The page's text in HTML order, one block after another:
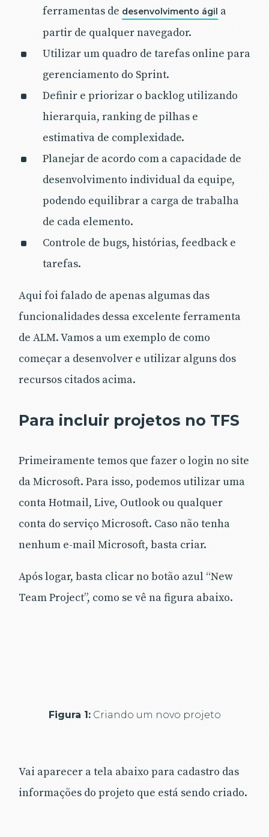
ferramentas de desenvolvimento ágil a
partir de qualquer navegador.
Utilizar um quadro de tarefas online para
gerenciamento do Sprint.
Definir e priorizar o backlog utilizando
hierarquia, ranking de pilhas e
estimativa de complexidade.
Planejar de acordo com a capacidade de
desenvolvimento individual da equipe,
podendo equilibrar a carga de trabalha
de cada elemento.
Controle de bugs, histórias, feedback e
tarefas.
Aqui foi falado de apenas algumas das
funcionalidades dessa excelente ferramenta
de ALM. Vamos a um exemplo de como
começar a desenvolver e utilizar alguns dos
recursos citados acima.
Para incluir projetos no TFS
Primeiramente temos que fazer o login no site
da Microsoft. Para isso, podemos utilizar uma
conta Hotmail, Live, Outlook ou qualquer
conta do serviço Microsoft. Caso não tenha
nenhum e-mail Microsoft, basta criar.
Após logar, basta clicar no botão azul “New
Team Project”, como se vê na figura abaixo.
Figura 1:Criando um novo projeto
Vai aparecer a tela abaixo para cadastro das
informações do projeto que está sendo criado.